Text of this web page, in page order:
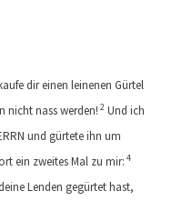
dir einen leinenen Gürtel
nicht nass werden! 2 Und ich
und gürtete ihn um
ein zweites Mal zu mir: 4
Lenden gegürtet hast,